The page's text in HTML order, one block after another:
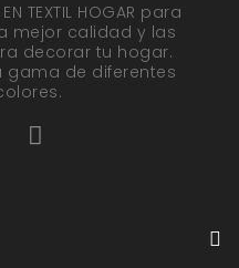
TEXTIL HOGAR para
mejor calidad y las
decorar tu hogar.
gama de diferentes